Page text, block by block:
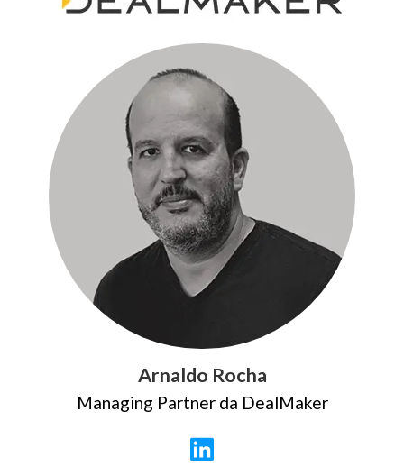
Arnaldo Rocha
Managing Partner da DealMaker